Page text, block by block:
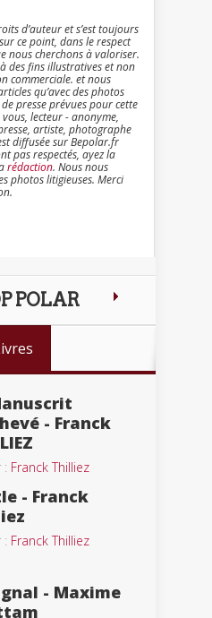
d’auteur et s’est toujours
ce point, dans le respect
nous cherchons à valoriser.
des fins illustratives et non
commerciale. et nous
qu’avec des photos
presse prévues pour cette
lecteur - anonyme,
artiste, photographe
diffusée sur Bepolar.fr
pas respectés, ayez la
rédaction. Nous nous
photos litigieuses. Merci
POLAR
- Franck
: Franck Thilliez
- Franck
: Franck Thilliez
- Maxime